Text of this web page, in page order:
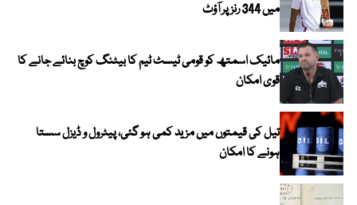
میں 344 رنز پر آؤٹ
مائیک اسمتھ کو قومی ٹیسٹ ٹیم کا بیٹنگ کوچ بنائے جانے کا
قوی امکان
تیل کی قیمتوں میں مزید کمی ہو گئی، پیٹرول و ڈیزل سستا
ہونے کا امکان